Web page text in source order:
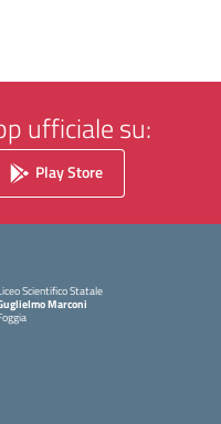
ufficiale su:
Play Store
Scientifico Statale
Marconi
— Visita la pagina iniziale della scuola